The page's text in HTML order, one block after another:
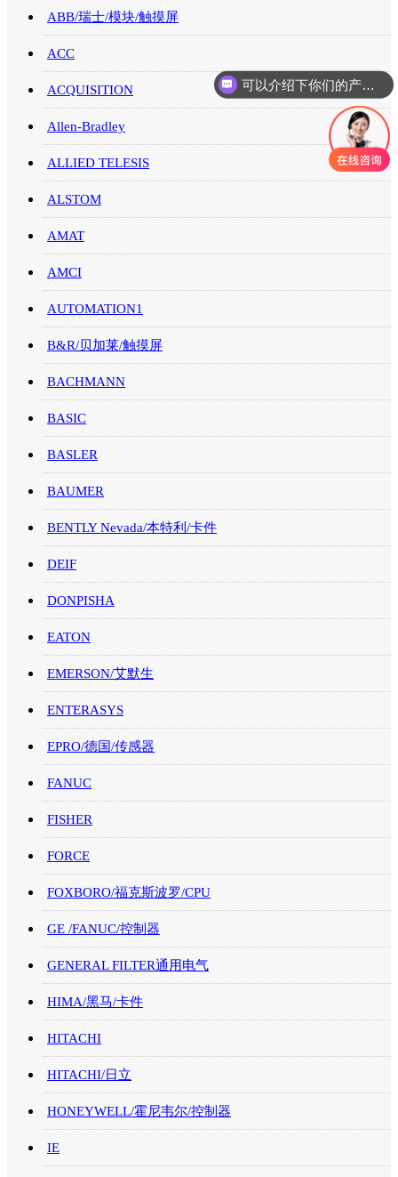
ABB/瑞士/模块/触摸屏
ACC
ACQUISITION
Allen-Bradley
ALLIED TELESIS
ALSTOM
AMAT
AMCI
AUTOMATION1
B&R/贝加莱/触摸屏
BACHMANN
BASIC
BASLER
BAUMER
BENTLY Nevada/本特利/卡件
DEIF
DONPISHA
EATON
EMERSON/艾默生
ENTERASYS
EPRO/德国/传感器
FANUC
FISHER
FORCE
FOXBORO/福克斯波罗/CPU
GE /FANUC/控制器
GENERAL FILTER通用电气
HIMA/黑马/卡件
HITACHI
HITACHI/日立
HONEYWELL/霍尼韦尔/控制器
IE
可以介绍下你们的产品么
你们是怎么收费的呢